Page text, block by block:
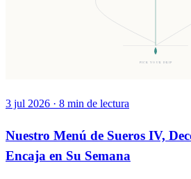
PICK YOUR DRIP
3 jul 2026 · 8 min de lectura
Nuestro Menú de Sueros IV,
Encaja en Su Semana